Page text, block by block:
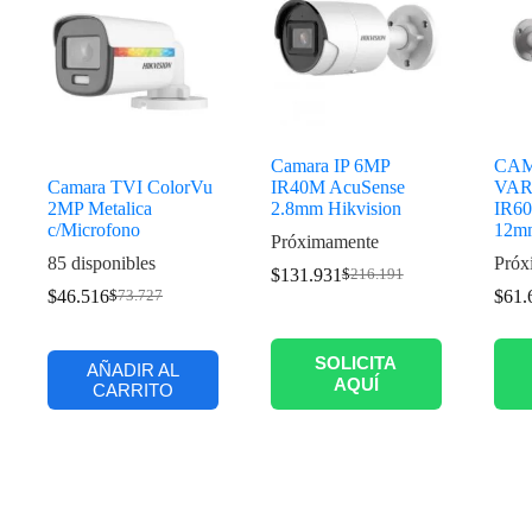
Camara TVI ColorVu
2MP Metalica
c/Microfono
85 disponibles
$73.727
$46.516
AÑADIR AL
CARRITO
Camara IP 6MP
IR40M AcuSense
2.8mm Hikvision
Próximamente
$216.191
$131.931
SOLICITA
AQUÍ
$